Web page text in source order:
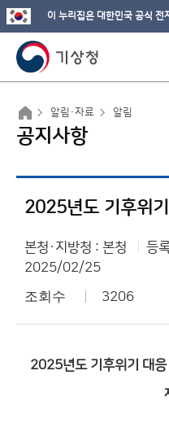
이 누리집은 대한민국 공식 전
알림·자료 알림
공지사항
본청·지방청 : 본청
등
2025/02/25
조회수 3206
2025년도 기후위기 대